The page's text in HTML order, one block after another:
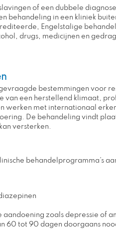
of een dubbele
behandeling in een kliniek buiten
Engelstalige
drugs, medicijnen en
bestemmingen voor
een herstellend klimaat,
met internationaal
De behandeling vindt
versterken.
behandelprogramma’s
zoals depressie of
60 tot 90 dagen doorgaans